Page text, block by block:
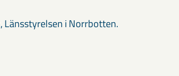
Länsstyrelsen i Norrbotten.